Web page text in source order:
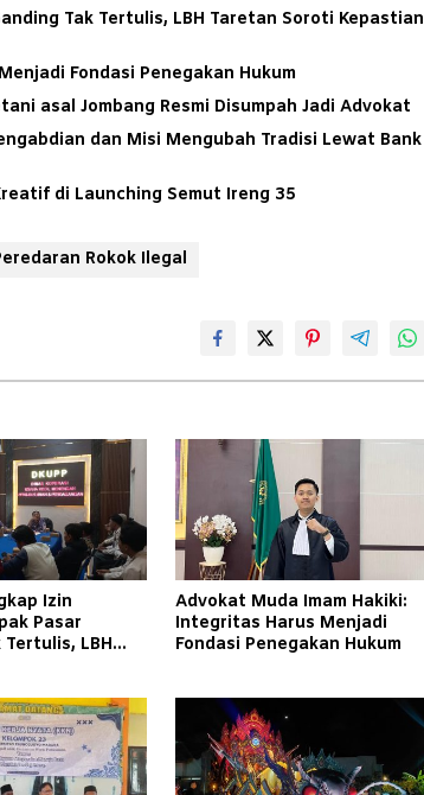
Tak Tertulis, LBH Taretan Soroti Kepastian
Fondasi Penegakan Hukum
asal Jombang Resmi Disumpah Jadi Advokat
dan Misi Mengubah Tradisi Lewat Bank
di Launching Semut Ireng 35
Rokok Ilegal
Izin
Pasar
Tertulis, LBH
Advokat Muda Imam Hakiki:
Integritas Harus Menjadi
Fondasi Penegakan Hukum